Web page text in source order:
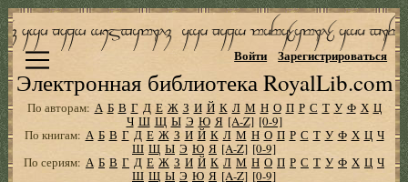
Электронная библиотека RoyalLib.com
Войти Зарегистрироваться
По авторам: А Б В Г Д Е Ж З И Й К Л М Н О П Р С Т У Ф Х Ц
Ч Ш Щ Ы Э Ю Я [A-Z] [0-9]
По книгам: А Б В Г Д Е Ж З И Й К Л М Н О П Р С Т У Ф Х Ц Ч
Ш Щ Ы Э Ю Я [A-Z] [0-9]
По сериям: А Б В Г Д Е Ж З И Й К Л М Н О П Р С Т У Ф Х Ц Ч
Ш Щ Ы Э Ю Я [A-Z] [0-9]